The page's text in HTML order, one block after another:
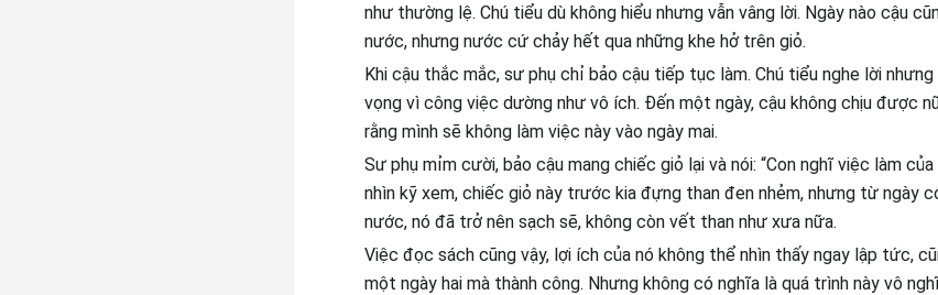
như thường lệ. Chú tiểu dù không hiểu nhưng vẫn vâng lời. Ngày nào cậu
nước, nhưng nước cứ chảy hết qua những khe hở trên giỏ.
Khi cậu thắc mắc, sư phụ chỉ bảo cậu tiếp tục làm. Chú tiểu nghe lời
vọng vì công việc dường như vô ích. Đến một ngày, cậu không chịu được
rằng mình sẽ không làm việc này vào ngày mai.
Sư phụ mỉm cười, bảo cậu mang chiếc giỏ lại và nói: “Con nghĩ việc làm
nhìn kỹ xem, chiếc giỏ này trước kia đựng than đen nhẻm, nhưng từ ngày
nước, nó đã trở nên sạch sẽ, không còn vết than như xưa nữa.
Việc đọc sách cũng vậy, lợi ích của nó không thể nhìn thấy ngay lập tức,
một ngày hai mà thành công. Nhưng không có nghĩa là quá trình này vô